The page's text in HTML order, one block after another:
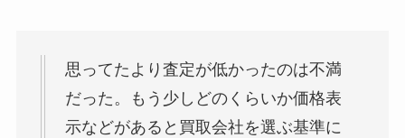
思ってたより査定が低かったのは不満
だった。もう少しどのくらいか価格表
示などがあると買取会社を選ぶ基準に